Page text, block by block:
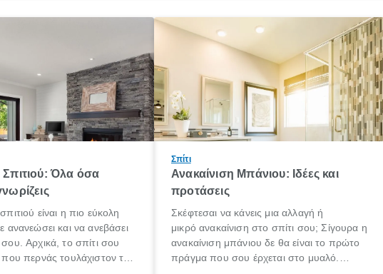
Σπιτιού: Όλα όσα
είναι η πιο εύκολη
ανανεώσει και να ανεβάσει
Αρχικά, το σπίτι σου
περνάς τουλάχιστον το
Σπίτι
Ανακαίνιση Μπάνιου: Ιδέες και
προτάσεις
Σκέφτεσαι να κάνεις μια αλλαγή ή
μικρό ανακαίνιση στο σπίτι σου; Σίγουρα η
ανακαίνιση μπάνιου δε θα είναι το πρώτο
πράγμα που σου έρχεται στο μυαλό.